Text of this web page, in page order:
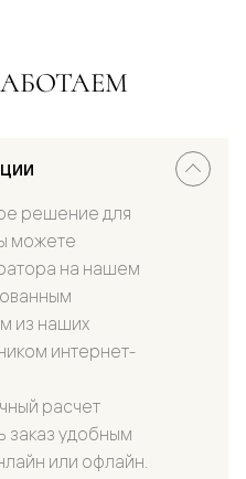
решение для
можете
на нашем
из наших
интернет-
расчет
заказ удобным
или офлайн.